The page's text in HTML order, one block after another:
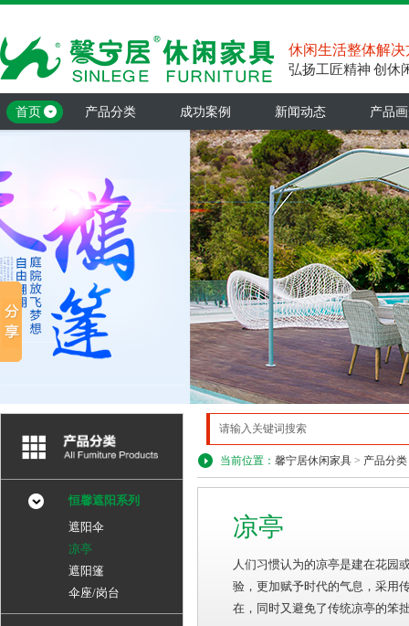
休闲生活整体解决
弘扬工匠精神 创休
首页 产品分类 成功案例 新闻动态 产品
当前位置： 馨宁居休闲家具 > 产品分类
凉亭
人们习惯认为的凉亭是建在花园
验，更加赋予时代的气息，采用
在，同时又避免了传统凉亭的笨
恒馨遮阳系列
遮阳伞
凉亭
遮阳篷
伞座/岗台